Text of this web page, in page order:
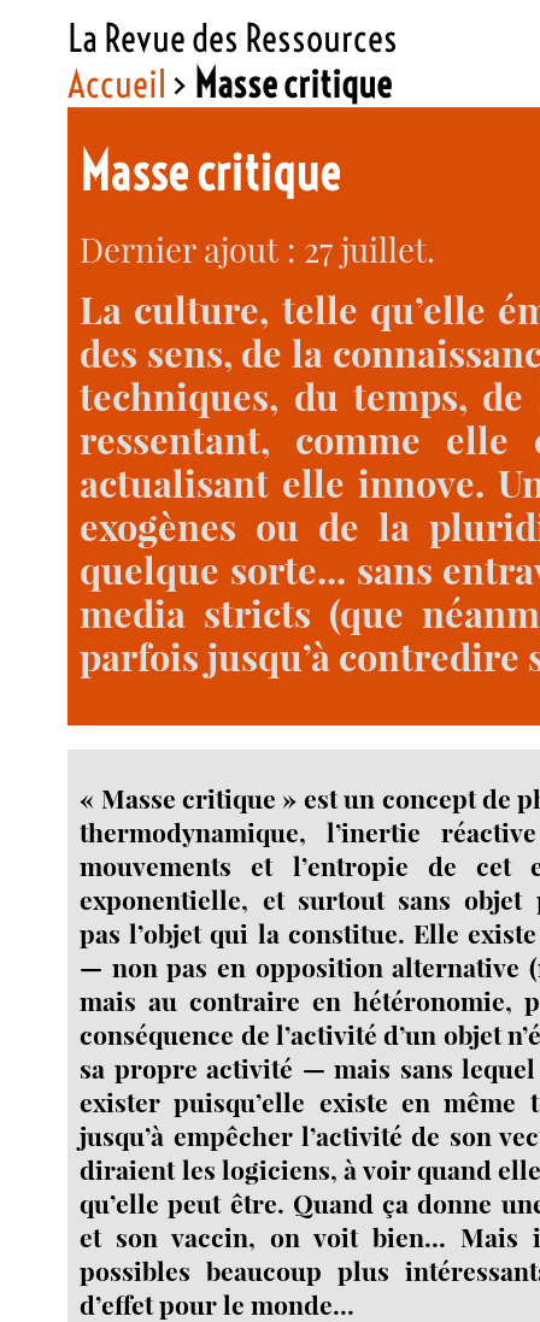
La Revue des Ressources
Accueil > Masse critique
Masse critique
Dernier ajout : 27 juillet.
La culture, telle qu’elle
des sens, de la
techniques, du temps,
ressentant, comme
actualisant elle innove.
exogènes ou de la
quelque sorte... sans
media stricts (que
parfois jusqu’à contredire
« Masse critique » est un concept de
thermodynamique, l’inertie
mouvements et l’entropie de cet
exponentielle, et surtout sans objet
pas l’objet qui la constitue. Elle
— non pas en opposition alternative
mais au contraire en hétéronomie,
conséquence de l’activité d’un objet
sa propre activité — mais sans
exister puisqu’elle existe en même
jusqu’à empêcher l’activité de son
diraient les logiciens, à voir quand
qu’elle peut être. Quand ça donne
et son vaccin, on voit bien... Mais
possibles beaucoup plus
d’effet pour le monde...